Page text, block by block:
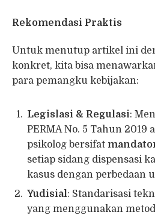
Rekomendasi Praktis
Untuk menutup artikel ini
konkret, kita bisa
para pemangku kebijakan:
Legislasi & Regulasi:
PERMA No. 5 Tahun 2019
psikolog bersifat
setiap sidang dispensasi
kasus dengan perbedaan
Yudisial: Standarisasi
yang menggunakan